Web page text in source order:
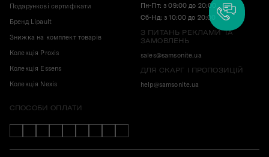
Подарункові сертифікати
Бренд Lipault
Знижка на комплект товарів
Колекція Proxis
Колекція Essens
Колекція Nexis
Пн-Пт: з 09:00 до 20:00
Сб-Нд: з 10:00 до 20:00
З ПИТАНЬ РЕКЛАМИ ТА
ЗАМОВЛЕНЬ
sales@samsonite.ua
ДЛЯ СКАРГ І ПРОПОЗИЦІЙ
help@samsonite.ua
СПОСОБИ ОПЛАТИ